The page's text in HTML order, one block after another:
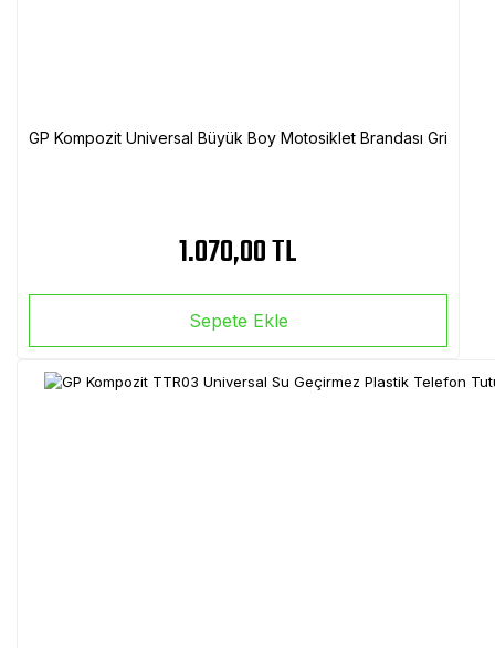
GP Kompozit Universal Büyük Boy Motosiklet Brandası Gri
1.070,00 TL
Sepete Ekle